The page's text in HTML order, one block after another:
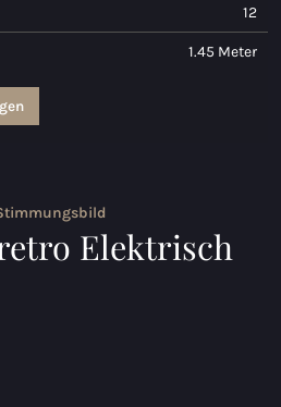
12
1.45 Meter
Elektrisch